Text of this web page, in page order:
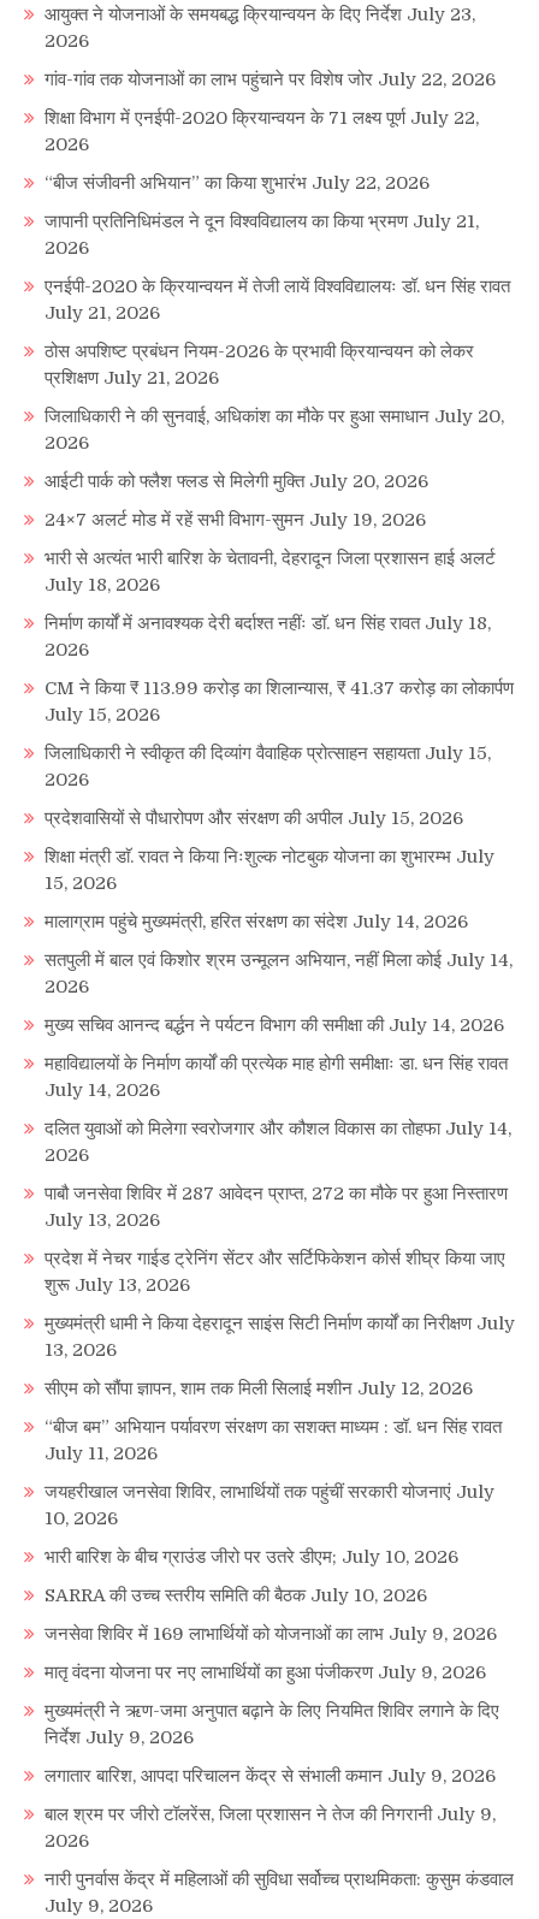
आयुक्त ने योजनाओं के समयबद्ध क्रियान्वयन के दिए निर्देश July 23,
2026
गांव-गांव तक योजनाओं का लाभ पहुंचाने पर विशेष जोर July 22, 2026
शिक्षा विभाग में एनईपी-2020 क्रियान्वयन के 71 लक्ष्य पूर्ण July 22,
2026
“बीज संजीवनी अभियान” का किया शुभारंभ July 22, 2026
जापानी प्रतिनिधिमंडल ने दून विश्वविद्यालय का किया भ्रमण July 21,
2026
एनईपी-2020 के क्रियान्वयन में तेजी लायें विश्वविद्यालयः डॉ. धन सिंह रावत
July 21, 2026
ठोस अपशिष्ट प्रबंधन नियम-2026 के प्रभावी क्रियान्वयन को लेकर
प्रशिक्षण July 21, 2026
जिलाधिकारी ने की सुनवाई, अधिकांश का मौके पर हुआ समाधान July 20,
2026
आईटी पार्क को फ्लैश फ्लड से मिलेगी मुक्ति July 20, 2026
24×7 अलर्ट मोड में रहें सभी विभाग-सुमन July 19, 2026
भारी से अत्यंत भारी बारिश के चेतावनी, देहरादून जिला प्रशासन हाई अलर्ट
July 18, 2026
निर्माण कार्यों में अनावश्यक देरी बर्दाश्त नहींः डाॅ. धन सिंह रावत July 18,
2026
CM ने किया ₹ 113.99 करोड़ का शिलान्यास, ₹ 41.37 करोड़ का लोकार्पण
July 15, 2026
जिलाधिकारी ने स्वीकृत की दिव्यांग वैवाहिक प्रोत्साहन सहायता July 15,
2026
प्रदेशवासियों से पौधारोपण और संरक्षण की अपील July 15, 2026
शिक्षा मंत्री डाॅ. रावत ने किया निःशुल्क नोटबुक योजना का शुभारम्भ July
15, 2026
मालाग्राम पहुंचे मुख्यमंत्री, हरित संरक्षण का संदेश July 14, 2026
सतपुली में बाल एवं किशोर श्रम उन्मूलन अभियान, नहीं मिला कोई July 14,
2026
मुख्य सचिव आनन्द बर्द्धन ने पर्यटन विभाग की समीक्षा की July 14, 2026
महाविद्यालयों के निर्माण कार्यों की प्रत्येक माह होगी समीक्षाः डा. धन सिंह रावत
July 14, 2026
दलित युवाओं को मिलेगा स्वरोजगार और कौशल विकास का तोहफा July 14,
2026
पाबौ जनसेवा शिविर में 287 आवेदन प्राप्त, 272 का मौके पर हुआ निस्तारण
July 13, 2026
प्रदेश में नेचर गाईड ट्रेनिंग सेंटर और सर्टिफिकेशन कोर्स शीघ्र किया जाए
शुरू July 13, 2026
मुख्यमंत्री धामी ने किया देहरादून साइंस सिटी निर्माण कार्यों का निरीक्षण July
13, 2026
सीएम को सौंपा ज्ञापन, शाम तक मिली सिलाई मशीन July 12, 2026
“बीज बम” अभियान पर्यावरण संरक्षण का सशक्त माध्यम : डॉ. धन सिंह रावत
July 11, 2026
जयहरीखाल जनसेवा शिविर, लाभार्थियों तक पहुंचीं सरकारी योजनाएं July
10, 2026
भारी बारिश के बीच ग्राउंड जीरो पर उतरे डीएम; July 10, 2026
SARRA की उच्च स्तरीय समिति की बैठक July 10, 2026
जनसेवा शिविर में 169 लाभार्थियों को योजनाओं का लाभ July 9, 2026
मातृ वंदना योजना पर नए लाभार्थियों का हुआ पंजीकरण July 9, 2026
मुख्यमंत्री ने ऋण-जमा अनुपात बढ़ाने के लिए नियमित शिविर लगाने के दिए
निर्देश July 9, 2026
लगातार बारिश, आपदा परिचालन केंद्र से संभाली कमान July 9, 2026
बाल श्रम पर जीरो टॉलरेंस, जिला प्रशासन ने तेज की निगरानी July 9,
2026
नारी पुनर्वास केंद्र में महिलाओं की सुविधा सर्वोच्च प्राथमिकता: कुसुम कंडवाल
July 9, 2026